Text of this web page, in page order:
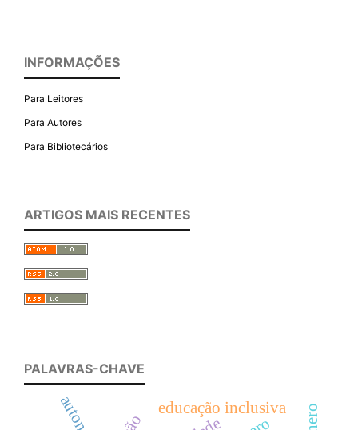
INFORMAÇÕES
Para Leitores
Para Autores
Para Bibliotecários
ARTIGOS MAIS RECENTES
PALAVRAS-CHAVE
educação inclusiva